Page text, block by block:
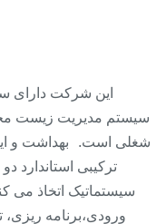
است.
بهداشت و ایمنی
سیستماتیک اتخاذ می کند.
ورودی، برنامه ریزی،